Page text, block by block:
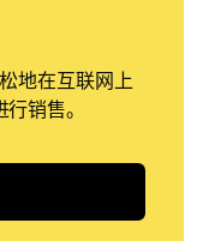
地在互联网上
销售。